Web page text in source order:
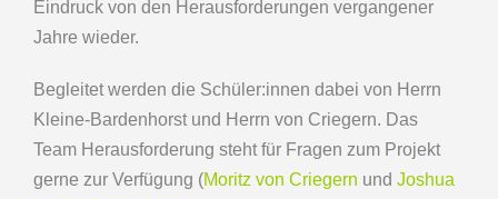
Eindruck von den Herausforderungen vergangener
Jahre wieder.
Begleitet werden die Schüler:innen dabei von Herrn
Kleine-Bardenhorst und Herrn von Criegern. Das
Team Herausforderung steht für Fragen zum Projekt
gerne zur Verfügung (Moritz von Criegern und Joshua